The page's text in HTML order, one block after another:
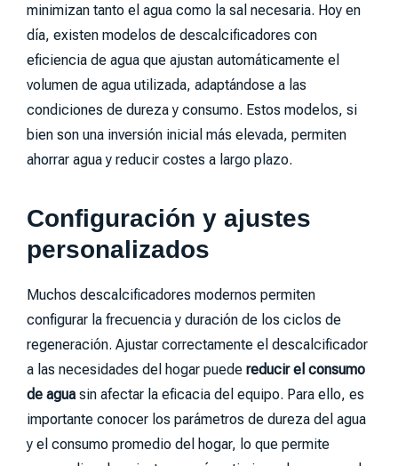
minimizan tanto el agua como la sal necesaria. Hoy en
día, existen modelos de descalcificadores con
eficiencia de agua que ajustan automáticamente el
volumen de agua utilizada, adaptándose a las
condiciones de dureza y consumo. Estos modelos, si
bien son una inversión inicial más elevada, permiten
ahorrar agua y reducir costes a largo plazo.
Configuración y ajustes
personalizados
Muchos descalcificadores modernos permiten
configurar la frecuencia y duración de los ciclos de
regeneración. Ajustar correctamente el descalcificador
a las necesidades del hogar puede reducir el consumo
de agua sin afectar la eficacia del equipo. Para ello, es
importante conocer los parámetros de dureza del agua
y el consumo promedio del hogar, lo que permite